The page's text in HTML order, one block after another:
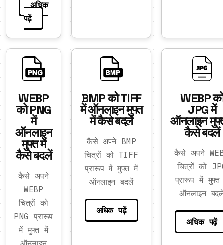
अधिक
पढ़ें
WEBP
को PNG
में
ऑनलाइन
मुफ्त में
कैसे बदलें
कैसे अपने
WEBP
चित्रों को
PNG प्रारूप
में मुफ्त में
ऑनलाइन
BMP को TIFF
में ऑनलाइन मुफ्त
में कैसे बदलें
कैसे अपने BMP
चित्रों को TIFF
प्रारूप में मुफ्त में
ऑनलाइन बदलें
अधिक पढ़ें
WEBP को
JPG में
ऑनलाइन
कैसे बदलें
कैसे अपने
चित्रों को
प्रारूप में
ऑनलाइन
अधिक पढ़ें